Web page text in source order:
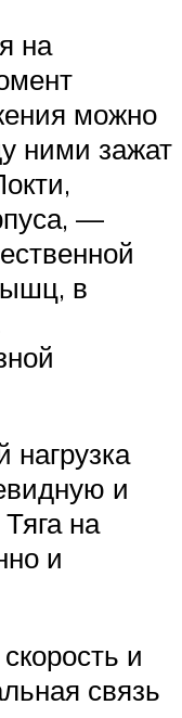
на
можно
ними зажат
—
в
нагрузка
и
на
и
и
связь